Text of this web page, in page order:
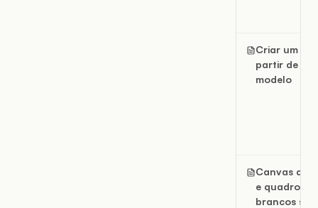
Criar um
partir de um
modelo
Canvas de
e quadros
brancos sem